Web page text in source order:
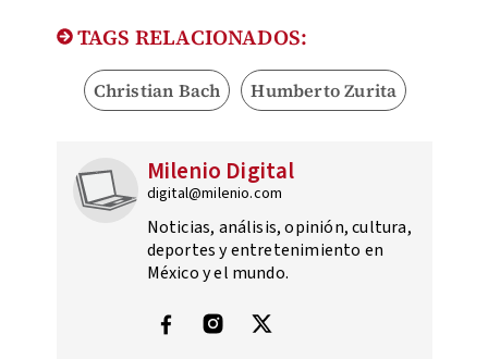
TAGS RELACIONADOS:
Christian Bach Humberto Zurita
Milenio Digital
digital@milenio.com
Noticias, análisis, opinión, cultura,
deportes y entretenimiento en
México y el mundo.